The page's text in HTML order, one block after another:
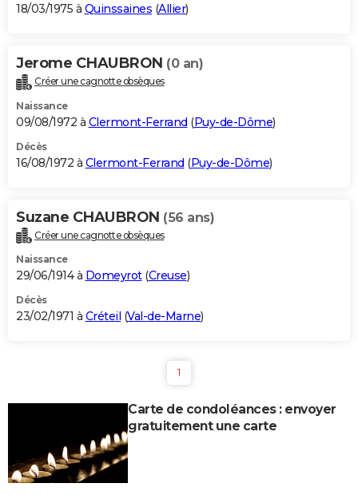
18/03/1975 à Quinssaines (Allier)
Jerome CHAUBRON (0 an)
Créer une cagnotte obsèques
Naissance
09/08/1972 à Clermont-Ferrand (Puy-de-Dôme)
Décès
16/08/1972 à Clermont-Ferrand (Puy-de-Dôme)
Suzane CHAUBRON (56 ans)
Créer une cagnotte obsèques
Naissance
29/06/1914 à Domeyrot(Creuse)
Décès
23/02/1971 à Créteil (Val-de-Marne)
1
Carte de condoléances : envoyer
gratuitement une carte